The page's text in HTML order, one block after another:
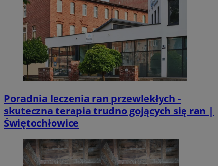
Poradnia leczenia ran przewlekłych -
skuteczna terapia trudno gojących się ran |
Świętochłowice